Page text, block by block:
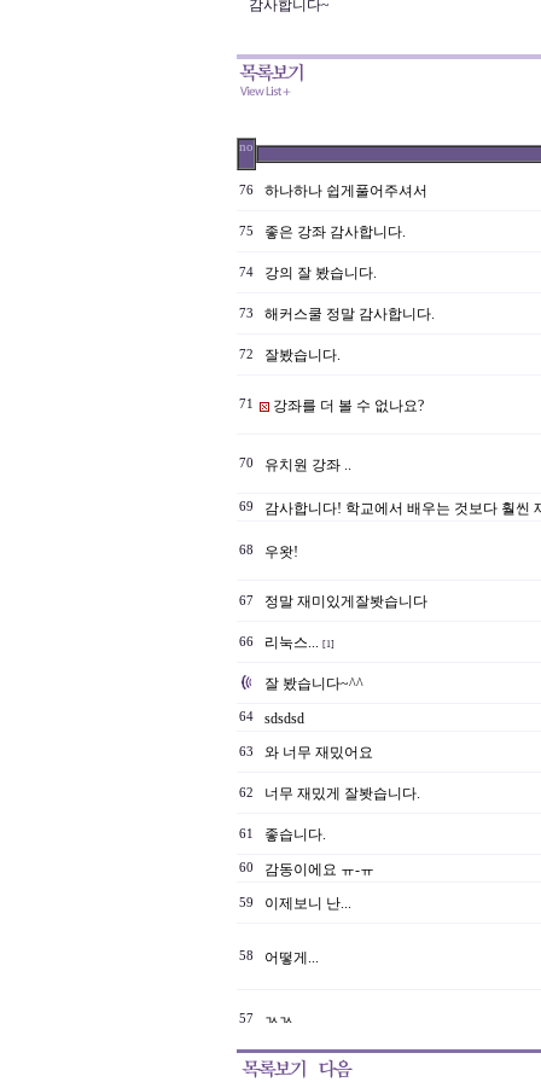
감사합니다~
no
76 하나하나 쉽게풀어주셔서
75 좋은 강좌 감사합니다.
74 강의 잘 봤습니다.
73 해커스쿨 정말 감사합니다.
72 잘봤습니다.
71 강좌를 더 볼 수 없나요?
70 유치원 강좌 ..
69 감사합니다! 학교에서 배우는 것보다 훨씬
68 우왓!
67 정말 재미있게잘봣습니다
66 리눅스... [1]
잘 봤습니다~^^
64 sdsdsd
63 와 너무 재밌어요
62 너무 재밌게 잘봣습니다.
61 좋습니다.
60 감동이에요 ㅠ-ㅠ
59 이제보니 난...
58 어떻게...
57 ㄳㄳ